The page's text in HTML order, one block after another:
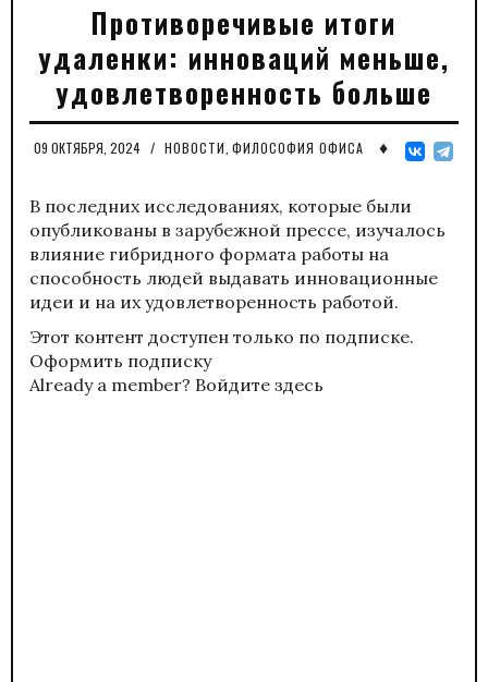
Противоречивые итоги
удаленки: инноваций меньше,
удовлетворенность больше
09 ОКТЯБРЯ, 2024 / НОВОСТИ ФИЛОСОФИЯ ОФИСА ♦
В последних исследованиях, которые были
опубликованы в зарубежной прессе, изучалось
влияние гибридного формата работы на
способность людей выдавать инновационные
идеи и на их удовлетворенность работой.
Этот контент доступен только по подписке.
Оформить подписку
Already a member? Войдите здесь